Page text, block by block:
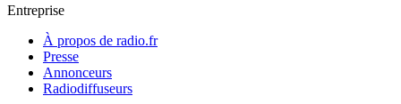
Entreprise
À propos de radio.fr
Presse
Annonceurs
Radiodiffuseurs